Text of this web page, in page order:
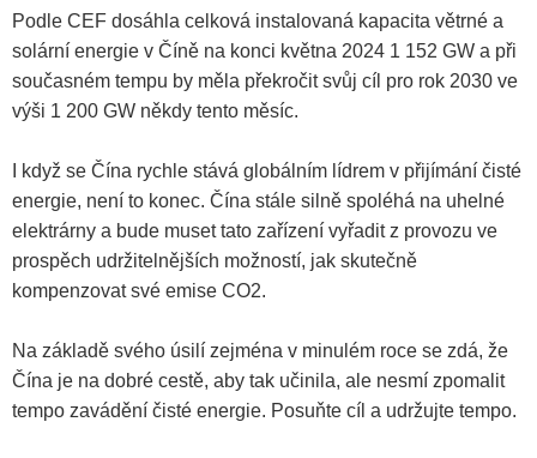
Podle CEF dosáhla celková instalovaná kapacita větrné a
solární energie v Číně na konci května 2024 1 152 GW a při
současném tempu by měla překročit svůj cíl pro rok 2030 ve
výši 1 200 GW někdy tento měsíc.
I když se Čína rychle stává globálním lídrem v přijímání čisté
energie, není to konec. Čína stále silně spoléhá na uhelné
elektrárny a bude muset tato zařízení vyřadit z provozu ve
prospěch udržitelnějších možností, jak skutečně
kompenzovat své emise CO2.
Na základě svého úsilí zejména v minulém roce se zdá, že
Čína je na dobré cestě, aby tak učinila, ale nesmí zpomalit
tempo zavádění čisté energie. Posuňte cíl a udržujte tempo.